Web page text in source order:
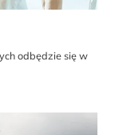
odbędzie się w